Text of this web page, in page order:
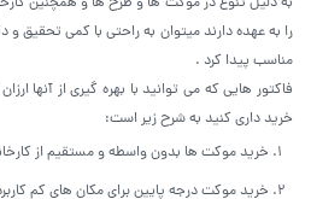
را به عهده دارند میتوان به راحتی با کمی تحقیق
مناسب پیدا کرد .
فاکتور هایی که می توانید با بهره گیری از آنها
خرید داری کنید به شرح زیر است:
خرید موکت ها بدون واسطه و مستقیم از
خرید موکت درجه پایین برای مکان های کم